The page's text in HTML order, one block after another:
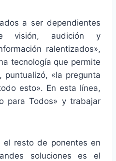
a ser dependientes
visión, audición y
ralentizados»,
tecnología que permite
puntualizó, «la pregunta
esto». En esta línea,
para Todos» y trabajar
el resto de ponentes en
soluciones es el